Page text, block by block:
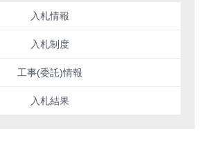
入札情報
入札制度
工事(委託)情報
入札結果